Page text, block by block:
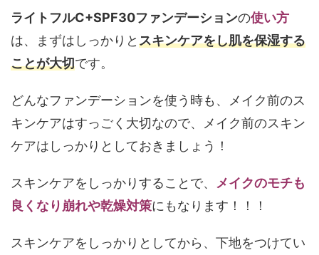
ライトフルC+SPF30ファンデーションの使い方
は、まずはしっかりとスキンケアをし肌を保湿する
ことが大切です。
どんなファンデーションを使う時も、メイク前のス
キンケアはすっごく大切なので、メイク前のスキン
ケアはしっかりとしておきましょう！
スキンケアをしっかりすることで、
メイクのモチも
良くなり崩れや乾燥対策にもなります！！！
スキンケアをしっかりとしてから、下地をつけてい